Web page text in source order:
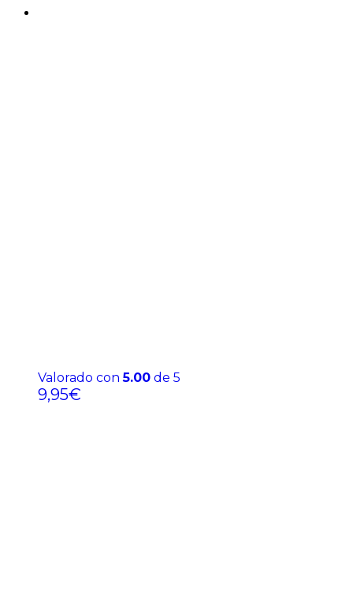
Valorado con5.00 de 5
9,95€